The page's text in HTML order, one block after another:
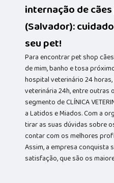
internação de
(Salvador):
seu pet!
Para encontrar pet shop
de mim, banho e tosa
hospital veterinário 24
veterinária 24h, entre outras
segmento de CLÍNICA
a Latidos e Miados. Com a
tirar as suas dúvidas sobre
contar com os melhores
Assim, a empresa conquista
satisfação, que são os